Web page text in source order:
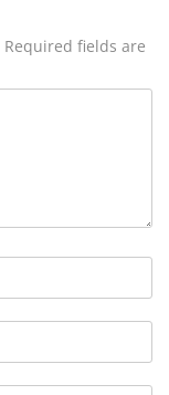
Required fields are